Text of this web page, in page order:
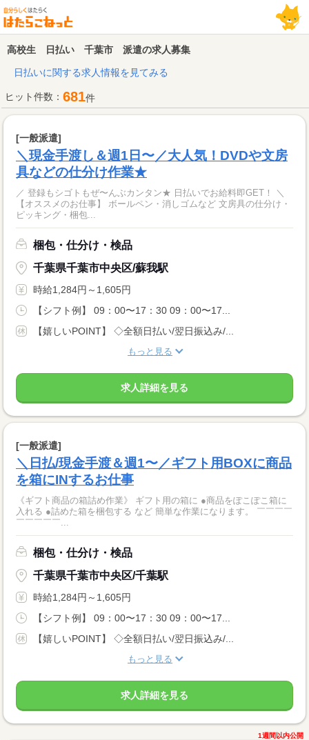
高校生 日払い 千葉市 派遣の求人募集
日払いに関する求人情報を見てみる
ヒット件数： 681件
[一般派遣]
＼現金手渡し＆週1日〜／大人気！DVDや文房
具などの仕分け作業★
／ 登録もシゴトもぜ〜んぶカンタン★ 日払いでお給料即GET！ ＼
【オススメのお仕事】 ボールペン・消しゴムなど 文房具の仕分け・
ピッキング・梱包...
梱包・仕分け・検品
千葉県千葉市中央区/蘇我駅
時給1,284円～1,605円
【シフト例】 09：00〜17：30 09：00〜17...
【嬉しいPOINT】 ◇全額日払い/翌日振込み/...
もっと見る
求人詳細を見る
[一般派遣]
＼日払/現金手渡＆週1〜／ギフト用BOXに商品
を箱にINするお仕事
《ギフト商品の箱詰め作業》 ギフト用の箱に ●商品をぽこぽこ箱に
入れる ●詰めた箱を梱包する など 簡単な作業になります。 ￣￣￣￣
￣￣￣￣￣...
梱包・仕分け・検品
千葉県千葉市中央区/千葉駅
時給1,284円～1,605円
【シフト例】 09：00〜17：30 09：00〜17...
【嬉しいPOINT】 ◇全額日払い/翌日振込み/...
もっと見る
求人詳細を見る
1週間以内公開